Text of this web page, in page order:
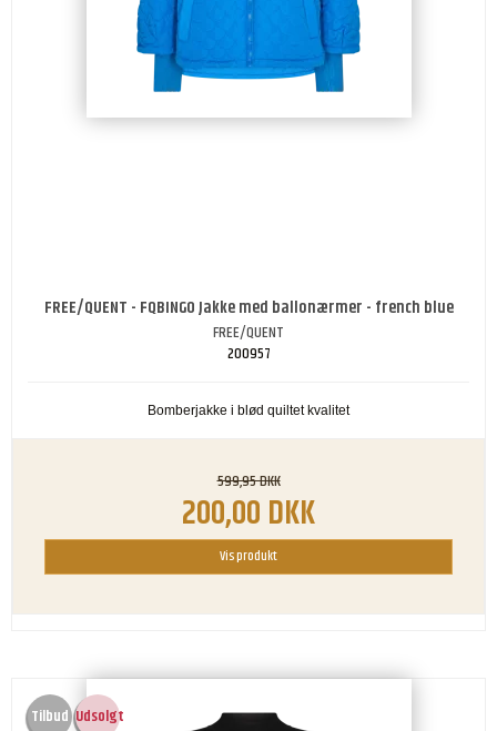
FREE/QUENT - FQBINGO Jakke med ballonærmer - french blue
FREE/QUENT
200957
Bomberjakke i blød quiltet kvalitet
599,95 DKK
200,00 DKK
Vis produkt
Tilbud Udsolgt